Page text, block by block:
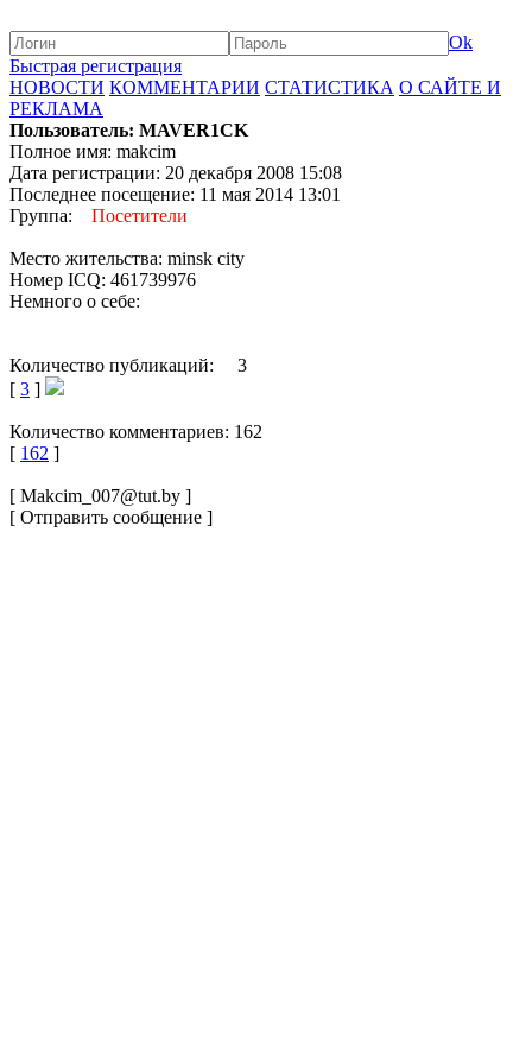
Ok
Быстрая регистрация
НОВОСТИ КОММЕНТАРИИ СТАТИСТИКА О САЙТЕ И
РЕКЛАМА
Пользователь: MAVER1CK
Полное имя: makcim
Дата регистрации: 20 декабря 2008 15:08
Последнее посещение: 11 мая 2014 13:01
Группа: Посетители
Место жительства: minsk city
Номер ICQ: 461739976
Немного о себе:
Количество публикаций: 3
[ 3 ]
Количество комментариев: 162
[ 162 ]
[ Makcim_007@tut.by ]
[ Отправить сообщение ]